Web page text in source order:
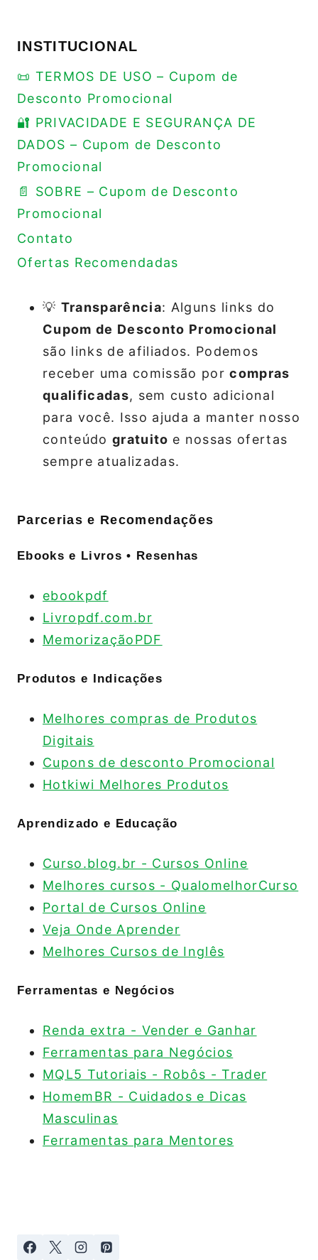
INSTITUCIONAL
📜 TERMOS DE USO – Cupom de
Desconto Promocional
🔐 PRIVACIDADE E SEGURANÇA DE
DADOS – Cupom de Desconto
Promocional
📄 SOBRE – Cupom de Desconto
Promocional
Contato
Ofertas Recomendadas
💡 Transparência: Alguns links do
Cupom de Desconto Promocional
são links de afiliados. Podemos
receber uma comissão porcompras
qualificadas, sem custo adicional
para você. Isso ajuda a manter nosso
conteúdo gratuito e nossas ofertas
sempre atualizadas.
Parcerias e Recomendações
Ebooks e Livros • Resenhas
ebookpdf
Livropdf.com.br
MemorizaçãoPDF
Produtos e Indicações
Melhores compras de Produtos
Digitais
Cupons de desconto Promocional
Hotkiwi Melhores Produtos
Aprendizado e Educação
Curso.blog.br - Cursos Online
Melhores cursos - QualomelhorCurso
Portal de Cursos Online
Veja Onde Aprender
Melhores Cursos de Inglês
Ferramentas e Negócios
Renda extra - Vender e Ganhar
Ferramentas para Negócios
MQL5 Tutoriais - Robôs - Trader
HomemBR - Cuidados e Dicas
Masculinas
Ferramentas para Mentores